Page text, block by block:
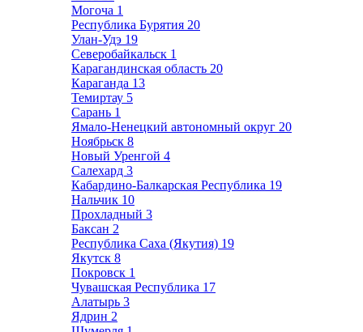
Могоча 1
Республика Бурятия 20
Улан-Удэ 19
Северобайкальск 1
Карагандинская область 20
Караганда 13
Темиртау 5
Сарань 1
Ямало-Ненецкий автономный округ 20
Ноябрьск 8
Новый Уренгой 4
Салехард 3
Кабардино-Балкарская Республика 19
Нальчик 10
Прохладный 3
Баксан 2
Республика Саха (Якутия) 19
Якутск 8
Покровск 1
Чувашская Республика 17
Алатырь 3
Ядрин 2